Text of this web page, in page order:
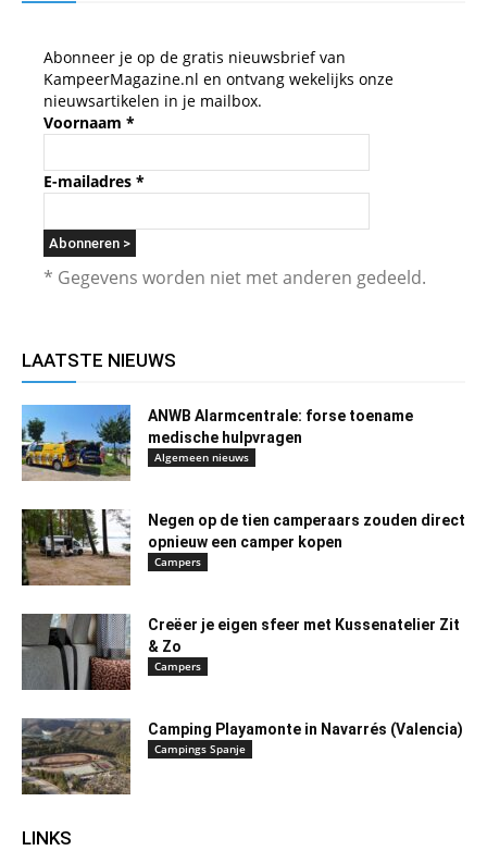
Abonneer je op de gratis nieuwsbrief van
KampeerMagazine.nl en ontvang wekelijks onze
nieuwsartikelen in je mailbox.
Voornaam *
E-mailadres *
* Gegevens worden niet met anderen gedeeld.
LAATSTE NIEUWS
ANWB Alarmcentrale: forse toename
medische hulpvragen
Algemeen nieuws
Negen op de tien camperaars zouden direct
opnieuw een camper kopen
Campers
Creëer je eigen sfeer met Kussenatelier Zit
& Zo
Campers
Camping Playamonte in Navarrés (Valencia)
Campings Spanje
LINKS